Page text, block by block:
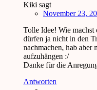
Kiki sagt
November 23,
Tolle Idee! Wie machst
dürfen ja nicht in den
nachmachen, hab aber
aufzuhängen :/
Danke für die
Antworten